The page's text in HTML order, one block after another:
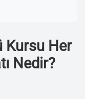
Kursu Her
Nedir?